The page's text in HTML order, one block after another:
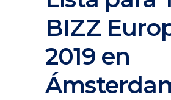
BIZZ
2019 en